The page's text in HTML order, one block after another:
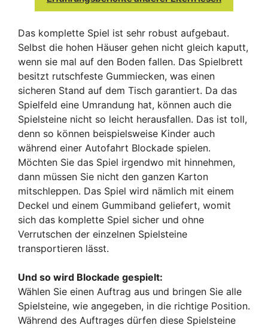
Das komplette Spiel ist sehr robust aufgebaut.
Selbst die hohen Häuser gehen nicht gleich kaputt,
wenn sie mal auf den Boden fallen. Das Spielbrett
besitzt rutschfeste Gummiecken, was einen
sicheren Stand auf dem Tisch garantiert. Da das
Spielfeld eine Umrandung hat, können auch die
Spielsteine nicht so leicht herausfallen. Das ist toll,
denn so können beispielsweise Kinder auch
während einer Autofahrt Blockade spielen.
Möchten Sie das Spiel irgendwo mit hinnehmen,
dann müssen Sie nicht den ganzen Karton
mitschleppen. Das Spiel wird nämlich mit einem
Deckel und einem Gummiband geliefert, womit
sich das komplette Spiel sicher und ohne
Verrutschen der einzelnen Spielsteine
transportieren lässt.
Und so wird Blockade gespielt:
Wählen Sie einen Auftrag aus und bringen Sie alle
Spielsteine, wie angegeben, in die richtige Position.
Während des Auftrages dürfen diese Spielsteine